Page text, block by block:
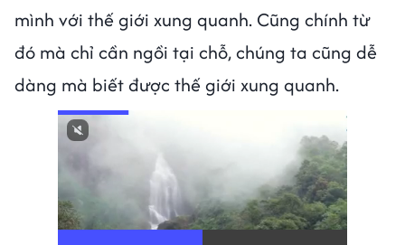
mình với thế giới xung quanh. Cũng chính từ
đó mà chỉ cần ngồi tại chỗ, chúng ta cũng dễ
dàng mà biết được thế giới xung quanh.